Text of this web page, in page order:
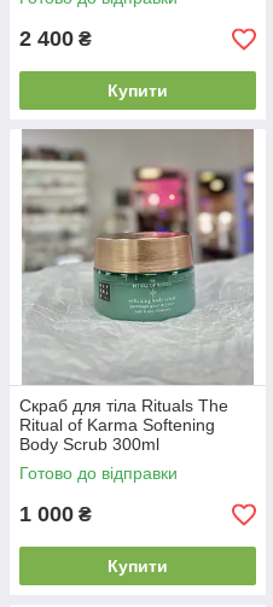
2 400 ₴
Купити
Скраб для тіла Rituals The
Ritual of Karma Softening
Body Scrub 300ml
Готово до відправки
1 000 ₴
Купити